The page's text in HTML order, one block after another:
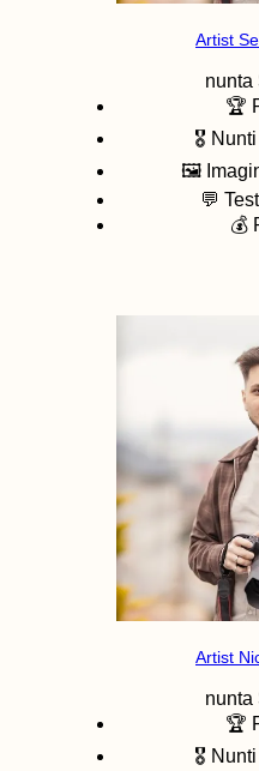
Artist
nunta
🏆
🎖️
🖼️
💬
💰
Artist
nunta
🏆
🎖️